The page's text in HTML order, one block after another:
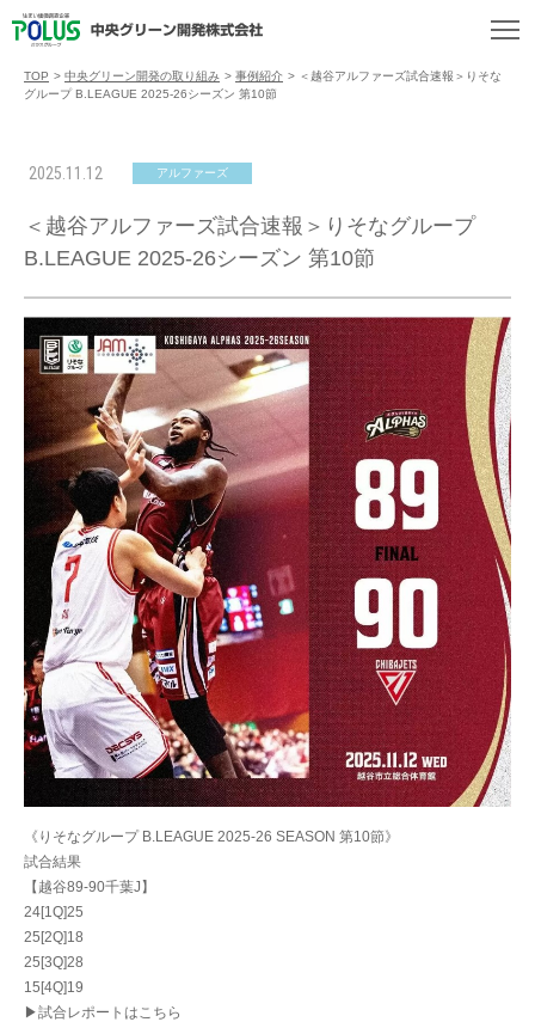
TOP > 中央グリーン開発の取り組み > 事例紹介 > ＜越谷アルファーズ試合速報＞りそな
グループ B.LEAGUE 2025-26シーズン 第10節
2025.11.12 アルファーズ
＜越谷アルファーズ試合速報＞りそなグループ
B.LEAGUE 2025-26シーズン 第10節
《りそなグループ B.LEAGUE 2025-26 SEASON 第10節》
試合結果
【越谷89-90千葉J】
24[1Q]25
25[2Q]18
25[3Q]28
15[4Q]19
▶試合レポートはこちら